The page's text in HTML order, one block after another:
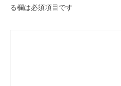
る欄は必須項目です